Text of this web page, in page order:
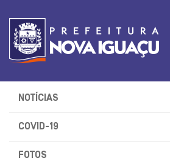
NOTÍCIAS
COVID-19
FOTOS